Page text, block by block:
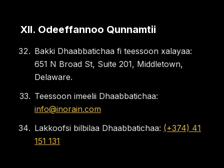
XII. Odeeffannoo Qunnamtii
Bakki Dhaabbatichaa fi teessoon xalayaa:
651 N Broad St, Suite 201, Middletown,
Delaware.
Teessoon imeelii Dhaabbatichaa:
info@inorain.com
Lakkoofsi bilbilaa Dhaabbatichaa: (+374) 41
151 131